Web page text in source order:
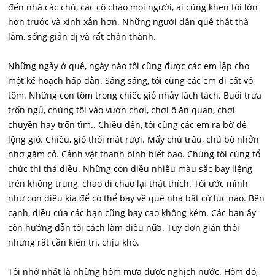
đến nhà các chú, các cô chào mọi người, ai cũng khen tôi lớn
hơn trước và xinh xắn hơn. Những người dân quê thật thà
lắm, sống giản dị và rất chân thành.
Những ngày ở quê, ngày nào tôi cũng được các em lập cho
một kế hoạch hấp dẫn. Sáng sáng, tôi cùng các em đi cất vó
tôm. Những con tôm trong chiếc giỏ nhảy lách tách. Buổi trưa
trốn ngủ, chúng tôi vào vườn chơi, chơi ô ăn quan, chơi
chuyền hay trốn tìm.. Chiều đến, tôi cùng các em ra bờ đê
lộng gió. Chiều, gió thổi mát rượi. Mấy chú trâu, chú bò nhởn
nhơ gặm cỏ. Cảnh vật thanh bình biết bao. Chúng tôi cùng tổ
chức thi thả diều. Những con diều nhiều màu sắc bay liệng
trên không trung, chao đi chao lại thật thích. Tôi ước mình
như con diều kia để có thể bay về quê nhà bất cứ lúc nào. Bên
cạnh, diều của các bạn cũng bay cao không kém. Các bạn ấy
còn hướng dẫn tôi cách làm diều nữa. Tuy đơn giản thôi
nhưng rất cần kiên trì, chịu khó.
Tôi nhớ nhất là những hôm mưa được nghịch nước. Hôm đó,